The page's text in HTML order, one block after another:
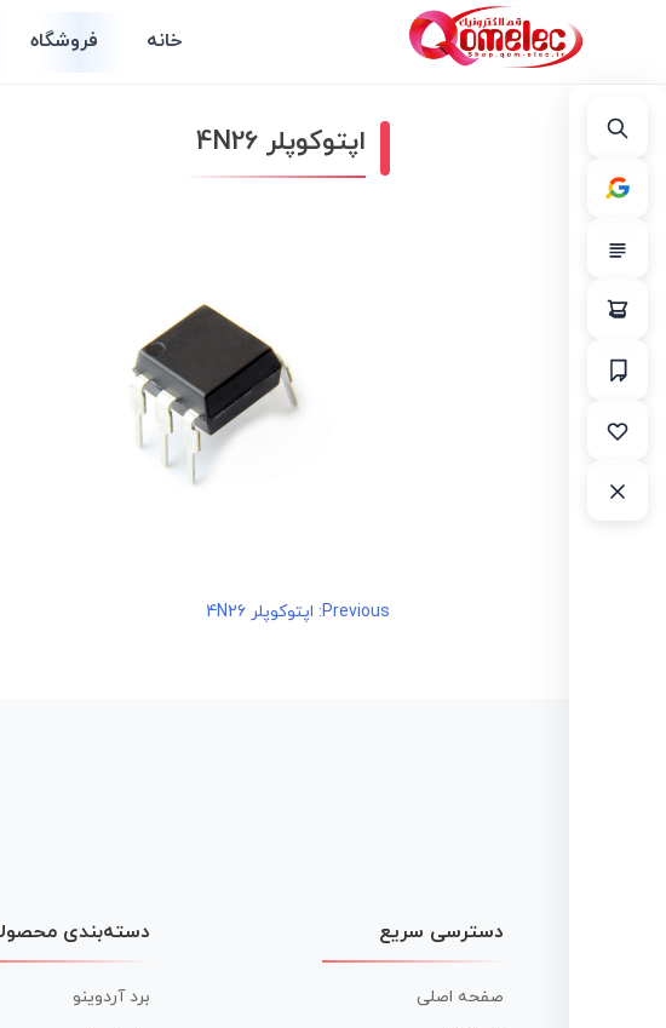
خانه فروشگاه
اپتوکوپلر 4N26
راهبری
Previous: اپتوکوپلر 4N26
دسترسی سریع
صفحه اصلی
دسته‌بندی
برد آردوینو